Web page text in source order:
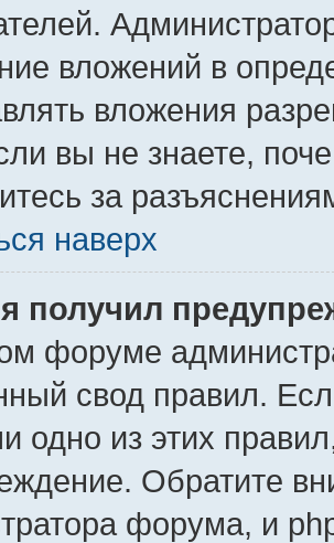
вложений в
вложения
вы не знаете,
за
наверх
получил
форуме
свод правил.
одно из этих
Обратите
форума, и